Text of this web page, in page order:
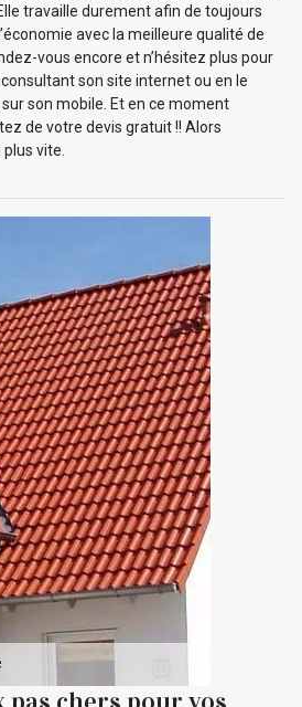
travaille durement afin de toujours
avec la meilleure qualité de
vous encore et n’hésitez plus pour
son site internet ou en le
son mobile. Et en ce moment
de votre devis gratuit !! Alors
vite.